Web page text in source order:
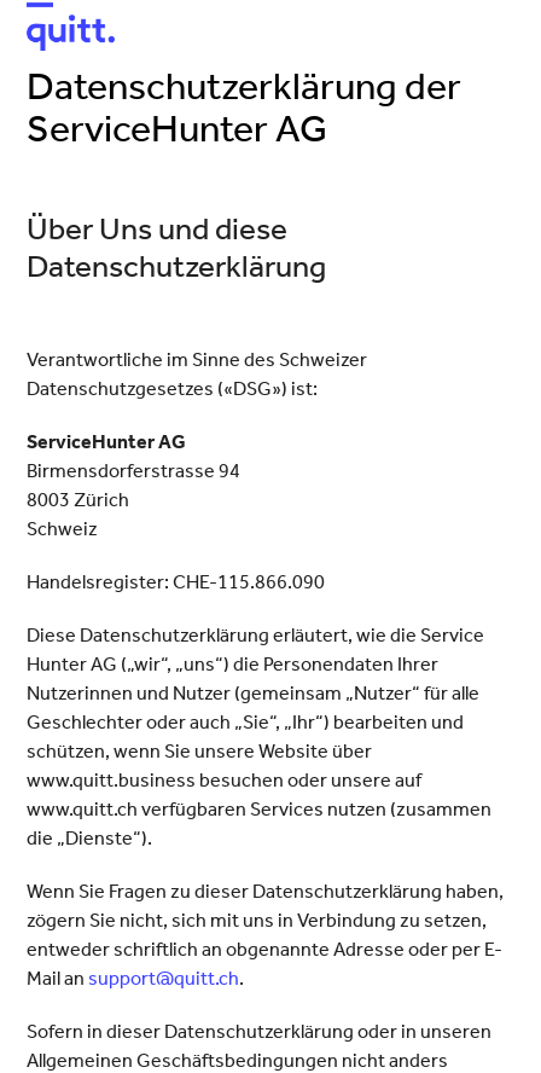
Open
mobile
menu
Close
mobile
menu
Datenschutzerklärung der
ServiceHunter AG
Über Uns und diese
Datenschutzerklärung
Verantwortliche im Sinne des Schweizer
Datenschutzgesetzes («DSG») ist:
ServiceHunter AG
Birmensdorferstrasse 94
8003 Zürich
Schweiz
Handelsregister: CHE-115.866.090
Diese Datenschutzerklärung erläutert, wie die Service
Hunter AG („wir“, „uns“) die Personendaten Ihrer
Nutzerinnen und Nutzer (gemeinsam „Nutzer“ für alle
Geschlechter oder auch „Sie“, „Ihr“) bearbeiten und
schützen, wenn Sie unsere Website über
www.quitt.business besuchen oder unsere auf
www.quitt.ch verfügbaren Services nutzen (zusammen
die „Dienste“).
Wenn Sie Fragen zu dieser Datenschutzerklärung haben,
zögern Sie nicht, sich mit uns in Verbindung zu setzen,
entweder schriftlich an obgenannte Adresse oder per E-
Mail an support@quitt.ch.
Sofern in dieser Datenschutzerklärung oder in unseren
Allgemeinen Geschäftsbedingungen nicht anders